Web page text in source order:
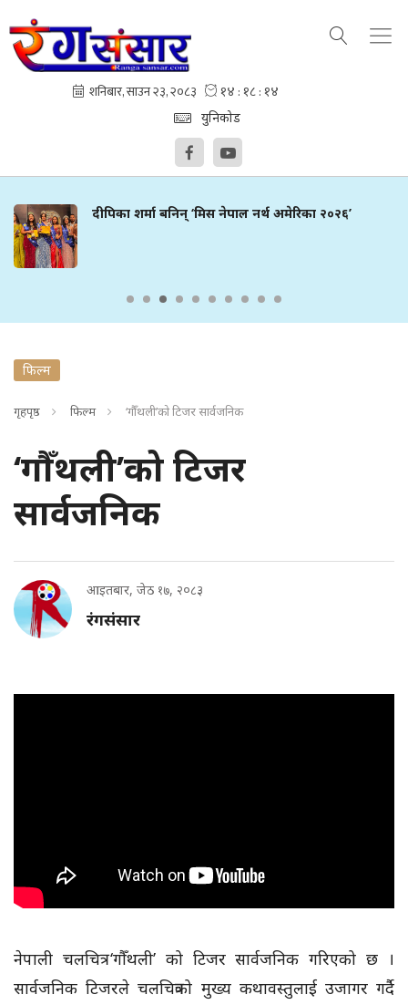
युनिकोड
दीपिका शर्मा बनिन् ‘मिस नेपाल नर्थ अमेरिका २०२६’
फिल्म
गृहपृष्ठ फिल्म ‘गौँथली’को टिजर सार्वजनिक
‘गौँथली’को टिजर
सार्वजनिक
आइतबार, जेठ १७, २०८३
रंगसंसार
नेपाली चलचित्र ‘गौँथली’ को टिजर सार्वजनिक गरिएको छ ।
सार्वजनिक टिजरले चलचित्रको मुख्य कथावस्तुलाई उजागर गर्दै